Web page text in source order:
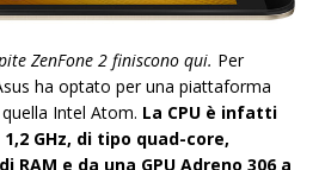
ZenFone 2 finiscono qui. Per
ha optato per una piattaforma
Intel Atom. La CPU è infatti
GHz, di tipo quad-core,
RAM e da una GPU Adreno 306 a